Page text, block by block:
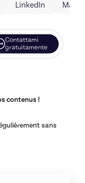
LinkedIn
Contattami
gratuitamente
contenus !
sans